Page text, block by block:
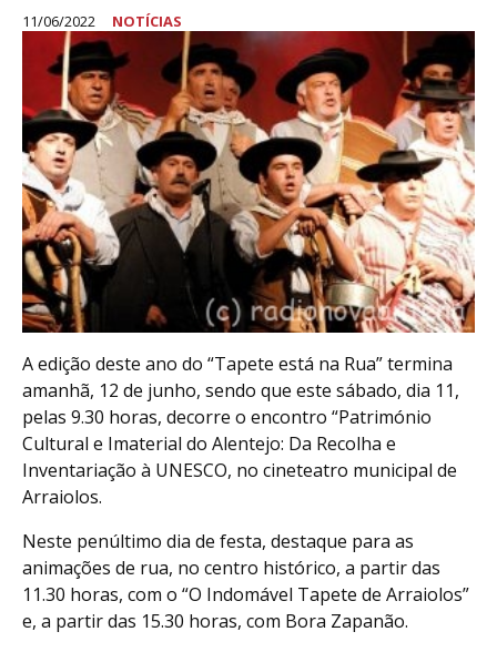
11/06/2022 NOTÍCIAS
A edição deste ano do “Tapete está na Rua” termina
amanhã, 12 de junho, sendo que este sábado, dia 11,
pelas 9.30 horas, decorre o encontro “Património
Cultural e Imaterial do Alentejo: Da Recolha e
Inventariação à UNESCO, no cineteatro municipal de
Arraiolos.
Neste penúltimo dia de festa, destaque para as
animações de rua, no centro histórico, a partir das
11.30 horas, com o “O Indomável Tapete de Arraiolos”
e, a partir das 15.30 horas, com Bora Zapanão.